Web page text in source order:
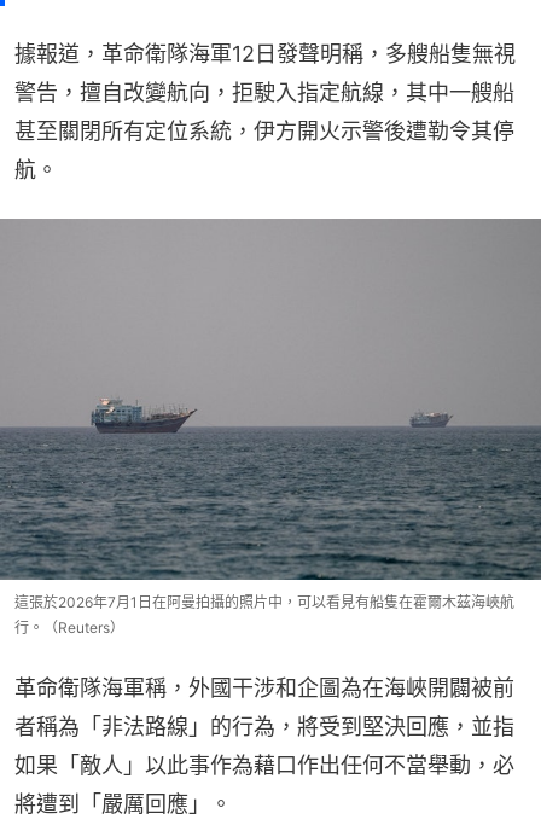
據報道，革命衛隊海軍12日發聲明稱，多艘船隻無視
警告，擅自改變航向，拒駛入指定航線，其中一艘船
甚至關閉所有定位系統，伊方開火示警後遭勒令其停
航。
這張於2026年7月1日在阿曼拍攝的照片中，可以看見有船隻在霍爾木茲海峽航
行。（Reuters）
革命衛隊海軍稱，外國干涉和企圖為在海峽開闢被前
者稱為「非法路線」的行為，將受到堅決回應，並指
如果「敵人」以此事作為藉口作出任何不當舉動，必
將遭到「嚴厲回應」。